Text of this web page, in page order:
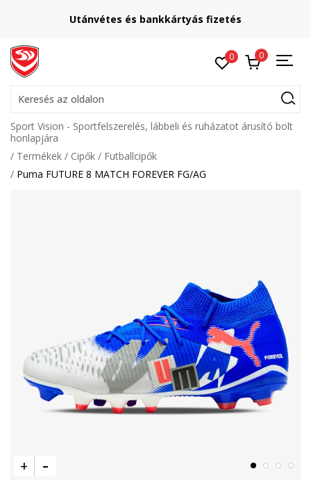
Utánvétes és bankkártyás fizetés
0 0
Keresés az oldalon
Sport Vision - Sportfelszerelés, lábbeli és ruházatot árusító bolt
honlapjára
Termékek
Cipők
Futballcipők
Puma FUTURE 8 MATCH FOREVER FG/AG